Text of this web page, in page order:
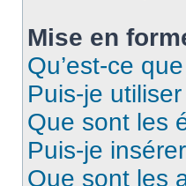
Mise en
Qu’est-ce
Puis-je utiliser
Que sont les
Puis-je
Que sont les